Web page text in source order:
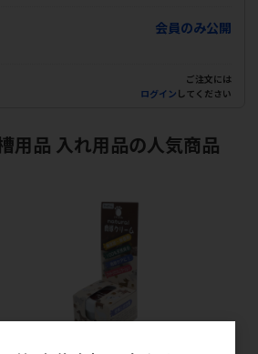
会員のみ公開
ご注文には
ログイン してください
用品 入れ用品の人気商品